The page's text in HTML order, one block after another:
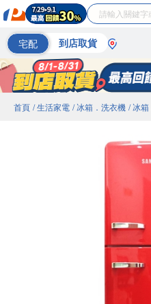
宅配 到店取貨
首頁 / 生活家電 / 冰箱．洗衣機 / 冰箱